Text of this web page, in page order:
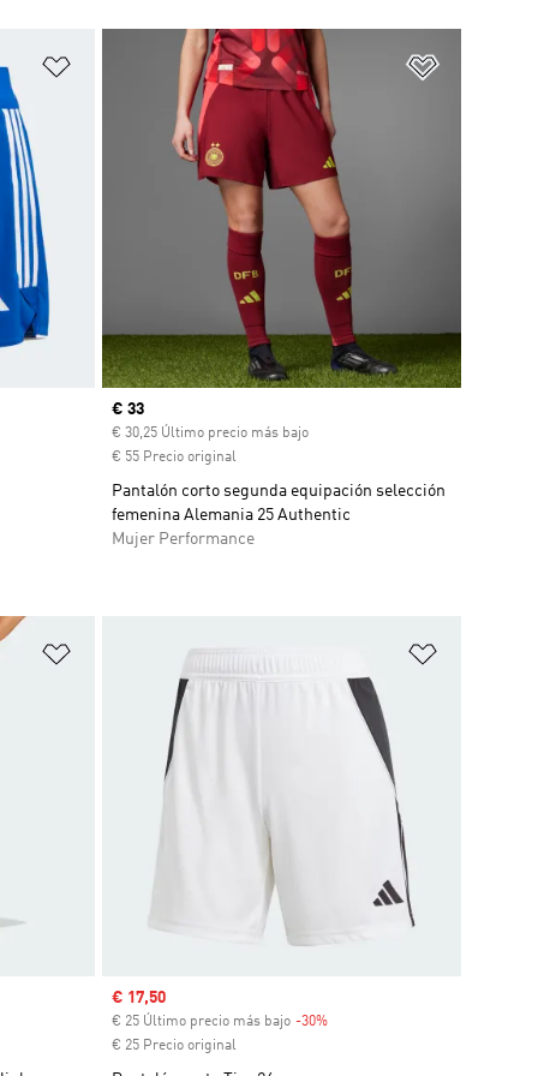
Añadir a la lista de deseos
Precio actual
€ 33
€ 30,25 Último precio más bajo
€ 55 Precio original
Pantalón corto segunda equipación selección
femenina Alemania 25 Authentic
Mujer Performance
Añadir a la lista de deseos
Precio de venta
€ 17,50
€ 25 Último precio más bajo -30%Descuento
€ 25 Precio original